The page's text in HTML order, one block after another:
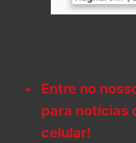
Entre no
para notícias
celular!